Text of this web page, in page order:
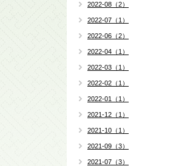
2022-08（2）
2022-07（1）
2022-06（2）
2022-04（1）
2022-03（1）
2022-02（1）
2022-01（1）
2021-12（1）
2021-10（1）
2021-09（3）
2021-07（3）